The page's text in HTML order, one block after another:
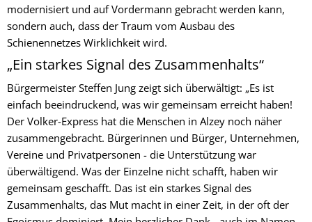
modernisiert und auf Vordermann gebracht werden kann,
sondern auch, dass der Traum vom Ausbau des
Schienennetzes Wirklichkeit wird.
„Ein starkes Signal des Zusammenhalts“
Bürgermeister Steffen Jung zeigt sich überwältigt: „Es ist
einfach beeindruckend, was wir gemeinsam erreicht haben!
Der Volker-Express hat die Menschen in Alzey noch näher
zusammengebracht. Bürgerinnen und Bürger, Unternehmen,
Vereine und Privatpersonen - die Unterstützung war
überwältigend. Was der Einzelne nicht schafft, haben wir
gemeinsam geschafft. Das ist ein starkes Signal des
Zusammenhalts, das Mut macht in einer Zeit, in der oft der